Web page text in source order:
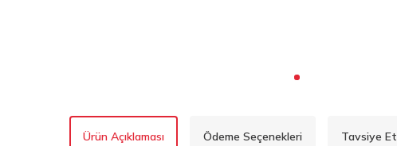
Ürün Açıklaması Ödeme Seçenekleri Tavsiye Et